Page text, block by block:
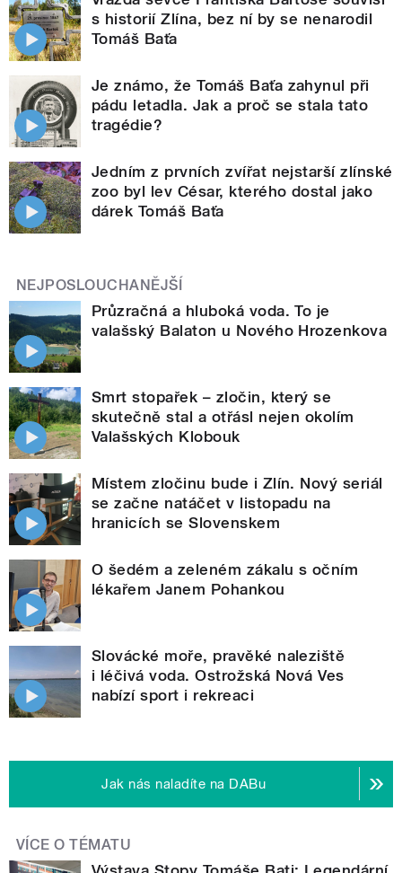
s historií Zlína, bez ní by se nenarodil
Tomáš Baťa
Je známo, že Tomáš Baťa zahynul při
pádu letadla. Jak a proč se stala tato
tragédie?
Jedním z prvních zvířat nejstarší zlínské
zoo byl lev César, kterého dostal jako
dárek Tomáš Baťa
NEJPOSLOUCHANĚJŠÍ
Průzračná a hluboká voda. To je
valašský Balaton u Nového Hrozenkova
Smrt stopařek – zločin, který se
skutečně stal a otřásl nejen okolím
Valašských Klobouk
Místem zločinu bude i Zlín. Nový seriál
se začne natáčet v listopadu na
hranicích se Slovenskem
O šedém a zeleném zákalu s očním
lékařem Janem Pohankou
Slovácké moře, pravěké naleziště
i léčivá voda. Ostrožská Nová Ves
nabízí sport i rekreaci
Jak nás naladíte na DABu
VÍCE O TÉMATU